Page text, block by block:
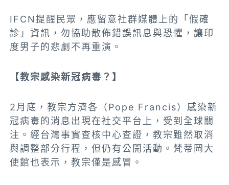
IFCN提醒民眾，應留意社群媒體上的「假確
診」資訊，勿協助散佈錯誤訊息與恐懼，讓印
度男子的悲劇不再重演。
【教宗感染新冠病毒？】
2月底，教宗方濟各（Pope Francis）感染新
冠病毒的消息出現在社交平台上，受到全球關
注。經台灣事實查核中心查證，教宗雖然取消
與調整部分行程，但仍有公開活動。梵蒂岡大
使館也表示，教宗僅是感冒。